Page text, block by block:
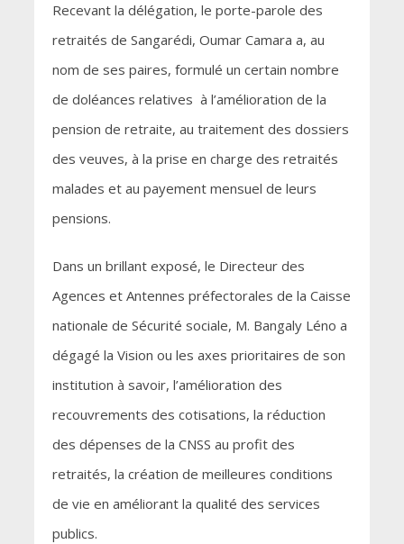
Recevant la délégation, le porte-parole des
retraités de Sangarédi, Oumar Camara a, au
nom de ses paires, formulé un certain nombre
de doléances relatives à l’amélioration de la
pension de retraite, au traitement des dossiers
des veuves, à la prise en charge des retraités
malades et au payement mensuel de leurs
pensions.
Dans un brillant exposé, le Directeur des
Agences et Antennes préfectorales de la Caisse
nationale de Sécurité sociale, M. Bangaly Léno a
dégagé la Vision ou les axes prioritaires de son
institution à savoir, l’amélioration des
recouvrements des cotisations, la réduction
des dépenses de la CNSS au profit des
retraités, la création de meilleures conditions
de vie en améliorant la qualité des services
publics.